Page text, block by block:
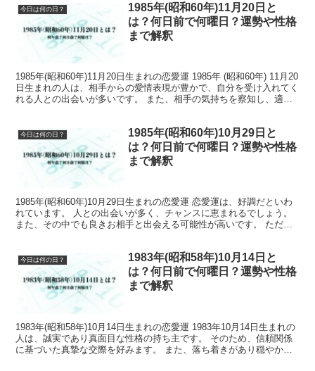
今日は何の日？
1985年(昭和60年)11月20日と
は？何日前で何曜日？運勢や性格
まで解釈
1985年(昭和60年)11月20日生まれの恋愛運 1985年 (昭和60年) 11月20
日生まれの人は、相手からの愛情表現が豊かで、自分を受け入れてく
れる人との出会いが多いです。 また、相手の気持ちを察知し、適切
今日は何の日？
1985年(昭和60年)10月29日と
は？何日前で何曜日？運勢や性格
まで解釈
1985年(昭和60年)10月29日生まれの恋愛運 恋愛運は、好調だといわ
れています。 人との出会いが多く、チャンスに恵まれるでしょう。
また、その中でも良きお相手と出会える可能性が高いです。 ただ
今日は何の日？
1983年(昭和58年)10月14日と
は？何日前で何曜日？運勢や性格
まで解釈
1983年(昭和58年)10月14日生まれの恋愛運 1983年10月14日生まれの
人は、誠実であり真面目な性格の持ち主です。 そのため、信頼関係
に基づいた真摯な交際を好みます。 また、落ち着きがあり穏やかな